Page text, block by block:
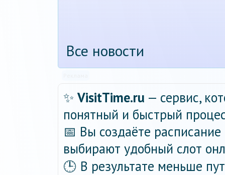
Все новости
✨ VisitTime.ru — сервис,
понятный и быстрый
📅 Вы создаёте
выбирают удобный слот
🕒 В результате меньше